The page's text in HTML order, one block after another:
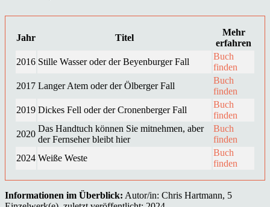
Jahr Titel
Mehr
erfahren
2016 Stille Wasser oder der Beyenburger Fall
Buch
finden
2017 Langer Atem oder der Ölberger Fall
Buch
finden
2019 Dickes Fell oder der Cronenberger Fall
Buch
finden
2020
Das Handtuch können Sie mitnehmen, aber
der Fernseher bleibt hier
Buch
finden
2024 Weiße Weste
Buch
finden
Informationen im Überblick: Autor/in: Chris Hartmann, 5